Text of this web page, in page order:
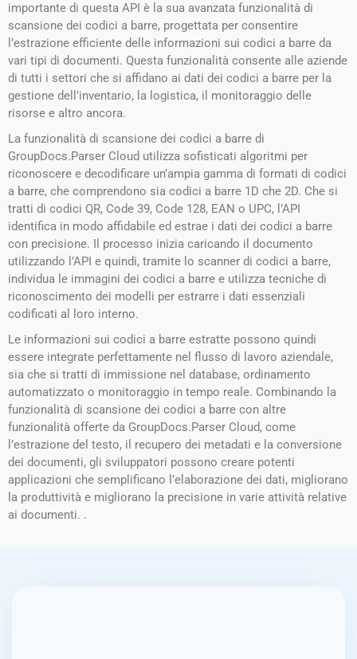
importante di questa API è la sua avanzata funzionalità di
scansione dei codici a barre, progettata per consentire
l’estrazione efficiente delle informazioni sui codici a barre da
vari tipi di documenti. Questa funzionalità consente alle aziende
di tutti i settori che si affidano ai dati dei codici a barre per la
gestione dell’inventario, la logistica, il monitoraggio delle
risorse e altro ancora.
La funzionalità di scansione dei codici a barre di
GroupDocs.Parser Cloud utilizza sofisticati algoritmi per
riconoscere e decodificare un’ampia gamma di formati di codici
a barre, che comprendono sia codici a barre 1D che 2D. Che si
tratti di codici QR, Code 39, Code 128, EAN o UPC, l’API
identifica in modo affidabile ed estrae i dati dei codici a barre
con precisione. Il processo inizia caricando il documento
utilizzando l’API e quindi, tramite lo scanner di codici a barre,
individua le immagini dei codici a barre e utilizza tecniche di
riconoscimento dei modelli per estrarre i dati essenziali
codificati al loro interno.
Le informazioni sui codici a barre estratte possono quindi
essere integrate perfettamente nel flusso di lavoro aziendale,
sia che si tratti di immissione nel database, ordinamento
automatizzato o monitoraggio in tempo reale. Combinando la
funzionalità di scansione dei codici a barre con altre
funzionalità offerte da GroupDocs.Parser Cloud, come
l’estrazione del testo, il recupero dei metadati e la conversione
dei documenti, gli sviluppatori possono creare potenti
applicazioni che semplificano l’elaborazione dei dati, migliorano
la produttività e migliorano la precisione in varie attività relative
ai documenti. .